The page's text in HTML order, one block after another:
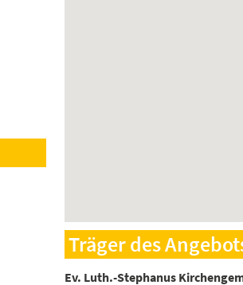
Träger des
Ev. Luth.-Stephanus